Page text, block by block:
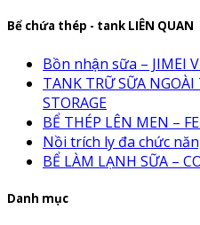
Bể chứa thép - tank LIÊN QUAN
Bồn nhận sữa – JIMEI
TANK TRỮ SỮA
STORAGE
BỂ THÉP LÊN MEN –
Nồi trích ly đa chức
BỂ LÀM LẠNH SỮA –
Danh mục